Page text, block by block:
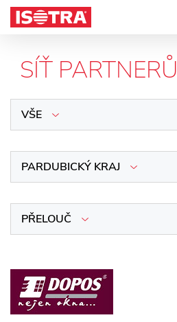
Přeskočit na obsah
SÍŤ PARTNERŮ
VŠE
PARDUBICKÝ KRAJ
PŘELOUČ